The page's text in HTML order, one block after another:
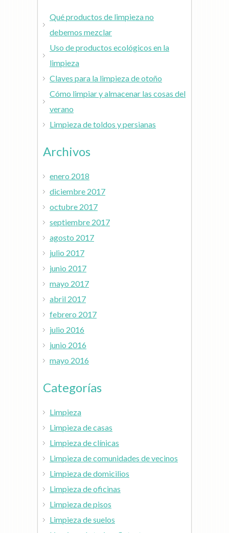
Qué productos de limpieza no
debemos mezclar
Uso de productos ecológicos en la
limpieza
Claves para la limpieza de otoño
Cómo limpiar y almacenar las cosas del
verano
Limpieza de toldos y persianas
Archivos
enero 2018
diciembre 2017
octubre 2017
septiembre 2017
agosto 2017
julio 2017
junio 2017
mayo 2017
abril 2017
febrero 2017
julio 2016
junio 2016
mayo 2016
Categorías
Limpieza
Limpieza de casas
Limpieza de clínicas
Limpieza de comunidades de vecinos
Limpieza de domicilios
Limpieza de oficinas
Limpieza de pisos
Limpieza de suelos